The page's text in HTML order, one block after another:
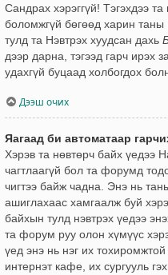
Сандрах хэрэггүй! Тэгэхдээ
боломжгүй бөгөөд харин таны
тулд та Нэвтрэх хуудсан дахь
дээр дарна, тэгээд гарч ирэх
удахгүй буцаад холбогдох
Дээш очих
Яагаад би автоматаар
Хэрэв та нөвтөрч байх үедээ
чагтлаагүй бол та форумд
чигтээ байж чадна. Энэ нь
ашиглахаас хамгаалж буй
байхын тулд нэвтрэх үедээ
та форум руу олон хүмүүс
үед энэ нь нэг их
интернэт кафе, их сургууль